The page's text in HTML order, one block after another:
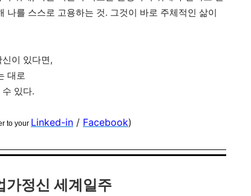
나를 스스로 고용하는 것. 그것이 바로 주체적인 삶이
이 있다면,
대로
있다.
to your Linked-in / Facebook)
가정신 세계일주